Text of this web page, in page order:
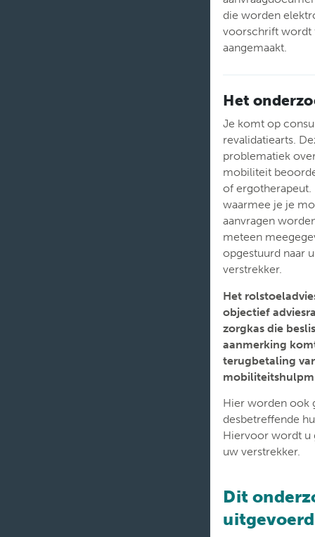
die worden
voorschrift wordt
aangemaakt.
Het
Je komt op
revalidatiearts.
problematiek
mobiliteit
of
waarmee je je
aanvragen
meteen
opgestuurd naar
verstrekker.
Het
objectief
zorgkas die
aanmerking
terugbetaling
Hier worden ook
desbetreffende
Hiervoor wordt u
uw verstrekker.
Dit